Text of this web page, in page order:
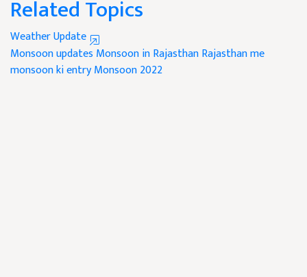
Related Topics
Weather Update
Monsoon updates Monsoon in RajasthanRajasthan me
monsoon ki entryMonsoon 2022